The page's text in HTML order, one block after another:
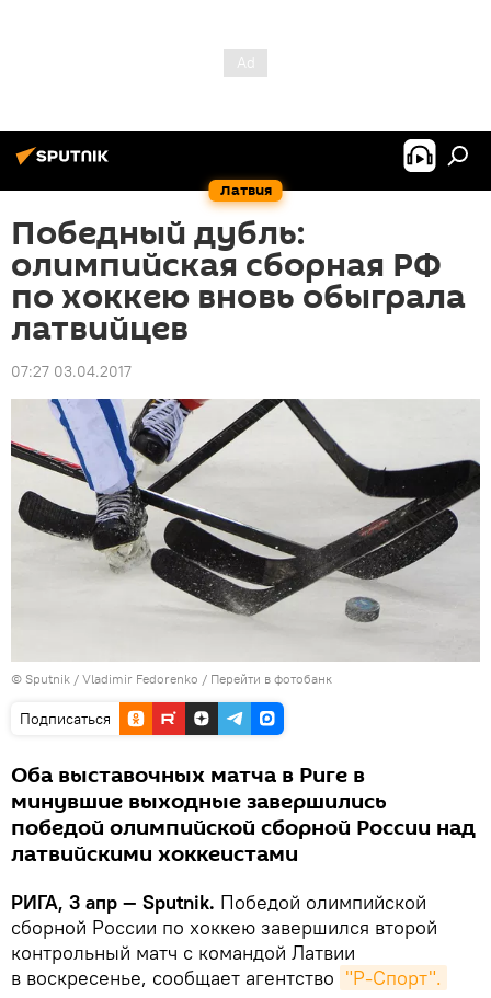
Латвия
Победный дубль:
олимпийская сборная РФ
по хоккею вновь обыграла
латвийцев
07:27 03.04.2017
© Sputnik / Vladimir Fedorenko / Перейти в фотобанк
Подписаться
Оба выставочных матча в Риге в
минувшие выходные завершились
победой олимпийской сборной России над
латвийскими хоккеистами
РИГА, 3 апр — Sputnik. Победой олимпийской
сборной России по хоккею завершился второй
контрольный матч с командой Латвии
в воскресенье, сообщает агентство "Р-Спорт".